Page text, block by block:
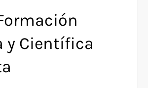
y Científica